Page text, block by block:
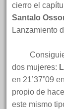
cierro el
Santalo
Lanzamiento
dos mujeres:
en 21’37”09
propio de
este mismo